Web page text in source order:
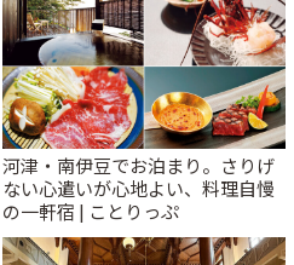
河津・南伊豆でお泊まり。さりげ
ない心遣いが心地よい、料理自慢
の一軒宿 | ことりっぷ